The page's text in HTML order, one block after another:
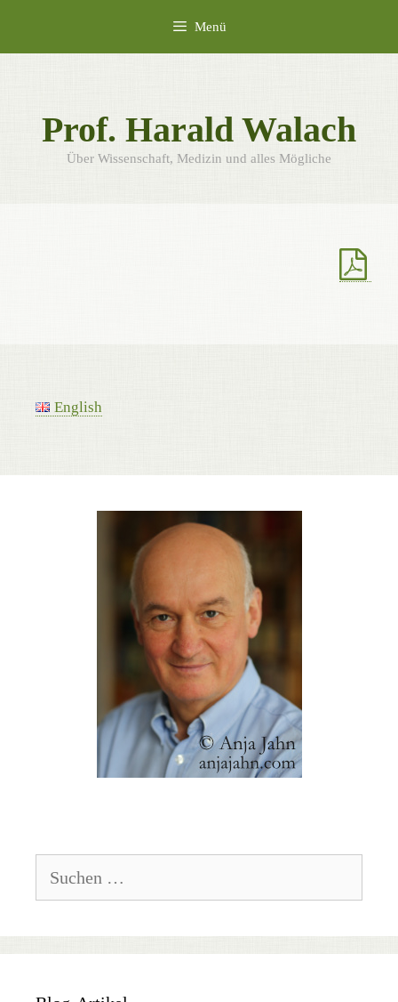
springen
Menü
Prof. Harald Walach
Über Wissenschaft, Medizin und alles Mögliche
English
nach: